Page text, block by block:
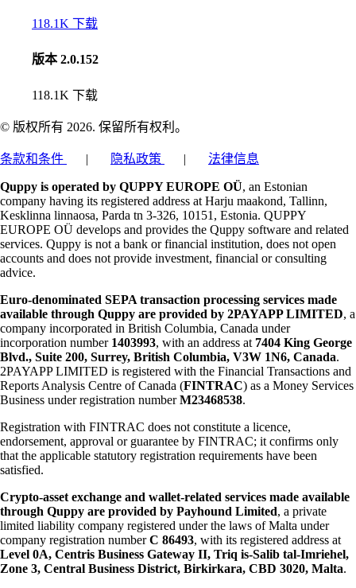
118.1K 下载
版本 2.0.152
118.1K 下载
© 版权所有 2026. 保留所有权利。
条款和条件 | 隐私政策 | 法律信息
Quppy is operated by QUPPY EUROPE OÜ, an Estonian
company having its registered address at Harju maakond, Tallinn,
Kesklinna linnaosa, Parda tn 3-326, 10151, Estonia. QUPPY
EUROPE OÜ develops and provides the Quppy software and related
services. Quppy is not a bank or financial institution, does not open
accounts and does not provide investment, financial or consulting
advice.
Euro-denominated SEPA transaction processing services made
available through Quppy are provided by 2PAYAPP LIMITED, a
company incorporated in British Columbia, Canada under
incorporation number 1403993, with an address at 7404 King George
Blvd., Suite 200, Surrey, British Columbia, V3W 1N6, Canada.
2PAYAPP LIMITED is registered with the Financial Transactions and
Reports Analysis Centre of Canada (FINTRAC) as a Money Services
Business under registration numberM23468538.
Registration with FINTRAC does not constitute a licence,
endorsement, approval or guarantee by FINTRAC; it confirms only
that the applicable statutory registration requirements have been
satisfied.
Crypto-asset exchange and wallet-related services made available
through Quppy are provided by Payhound Limited, a private
limited liability company registered under the laws of Malta under
company registration numberC 86493, with its registered address at
Level 0A, Centris Business Gateway II, Triq is-Salib tal-Imriehel,
Zone 3, Central Business District, Birkirkara, CBD 3020, Malta.